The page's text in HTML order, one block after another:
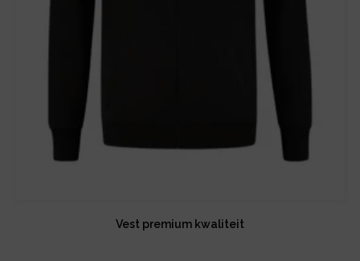
Vest premium kwaliteit